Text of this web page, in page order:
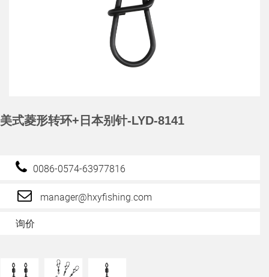
美式菱形转环+日本别针-LYD-8141
0086-0574-63977816
manager@hxyfishing.com
询价